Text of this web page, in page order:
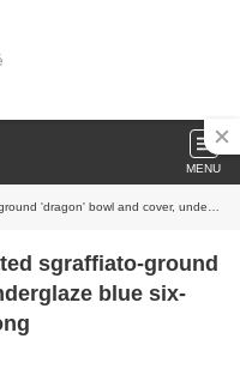
MENU
underglaze blue six-character sealmarks Qianlong
sgraffiato-ground
blue six-